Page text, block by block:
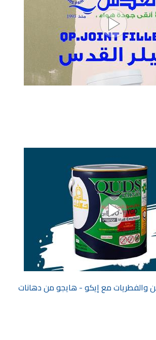
والفطريات مع إيكو - هايجو من دهانات